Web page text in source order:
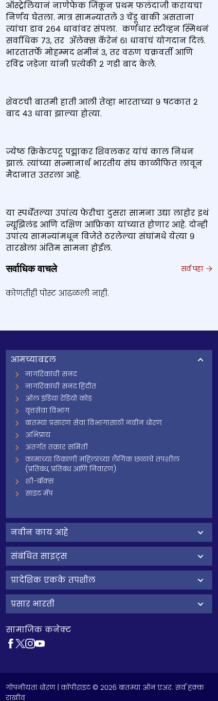
ऑस्ट्रेलियानं नाणेफेक जिंकून प्रथम फलंदाजी करायचा
निर्णय घेतला. मात्र सामन्यातले ३ चेंडू बाकी असताना
त्यांचा डाव २६४ धावांवर संपला. कर्णधार स्टीव्हन स्मिथनं
सर्वाधिक ७३, तर ॲलेक्स कॅरेनं ६१ धावांचं योगदान दिलं.
भारतातर्फे मोहम्मद शमीनं ३, तर वरुण चक्रवर्ती आणि
रविंद्र जडेजा यांनी प्रत्येकी २ गडी बाद केले.
शेवटची बातमी हाती आली तेव्हा भारताच्या ९ षटकात २
बाद ४३ धावा झाल्या होत्या.
ज्येष्ठ क्रिकेटपटू पद्माकर शिवलकर यांचं काल निधन
झालं. त्यांच्या सन्मानार्थ भारतीय संघ काळीफित लावून
मैदानात उतरला आहे.
या स्पर्धेतल्या उपांत्य फेरीचा दुसरा सामना उद्या लाहोर इथं
न्यूझिलंड आणि दक्षिण आफ्रिका यांच्यात होणार आहे. दोन्ही
उपांत्य सामन्यांमधून विजेते ठरलेल्या संघांमधे येत्या ९
तारखेला अंतिम सामना होईल.
सर्वाधिक वाचले सर्व पहा
कोणतीही पोस्ट आढळली नाही.
आमच्याबद्दल
नागरिकांची सनद
नागरिकांची सनद हिंदीत
ऑल इंडिया रेडियो कोड
वृत्तसेवा विभाग
बातम्या प्रसारण सेवा विभागासाठी नवीन धोरण
अभिप्राय
अंतर्गत तक्रार समिती
कामाच्या ठिकाणी महिलांच्या लैंगिक छळाचे तपशील
(प्रतिबंध, प्रतिबंध आणि निवारण)
शी-बॉक्स
साइट मॅप
नवीन काय आहे
संबंधित साइट्स
प्रादेशिक एकके तपशील
प्रसार भारती
सामाजिक कनेक्ट
गोपनीयता धोरण | कॉपीराइट © 2026 बातम्या ऑन एअर. सर्व हक्क
राखीव